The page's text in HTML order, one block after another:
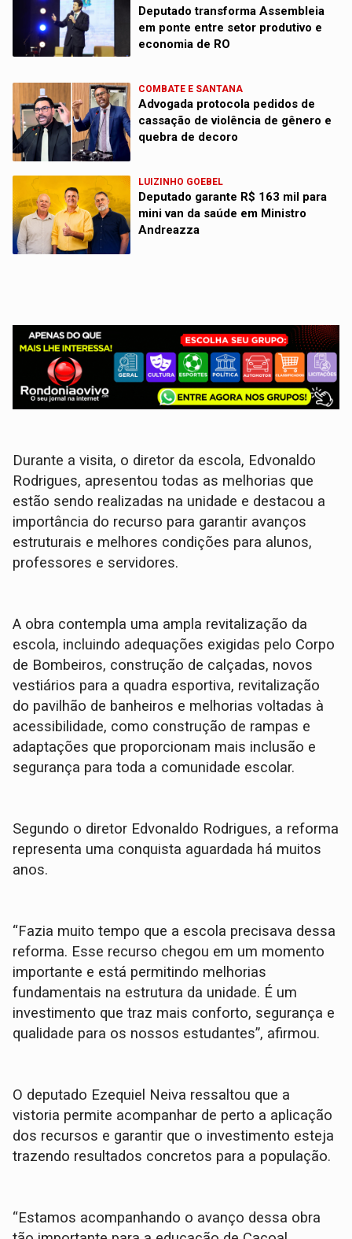
Deputado transforma Assembleia
em ponte entre setor produtivo e
economia de RO
COMBATE E SANTANA
Advogada protocola pedidos de
cassação de violência de gênero e
quebra de decoro
LUIZINHO GOEBEL
Deputado garante R$ 163 mil para
mini van da saúde em Ministro
Andreazza
Durante a visita, o diretor da escola, Edvonaldo
Rodrigues, apresentou todas as melhorias que
estão sendo realizadas na unidade e destacou a
importância do recurso para garantir avanços
estruturais e melhores condições para alunos,
professores e servidores.
A obra contempla uma ampla revitalização da
escola, incluindo adequações exigidas pelo Corpo
de Bombeiros, construção de calçadas, novos
vestiários para a quadra esportiva, revitalização
do pavilhão de banheiros e melhorias voltadas à
acessibilidade, como construção de rampas e
adaptações que proporcionam mais inclusão e
segurança para toda a comunidade escolar.
Segundo o diretor Edvonaldo Rodrigues, a reforma
representa uma conquista aguardada há muitos
anos.
“Fazia muito tempo que a escola precisava dessa
reforma. Esse recurso chegou em um momento
importante e está permitindo melhorias
fundamentais na estrutura da unidade. É um
investimento que traz mais conforto, segurança e
qualidade para os nossos estudantes”, afirmou.
O deputado Ezequiel Neiva ressaltou que a
vistoria permite acompanhar de perto a aplicação
dos recursos e garantir que o investimento esteja
trazendo resultados concretos para a população.
“Estamos acompanhando o avanço dessa obra